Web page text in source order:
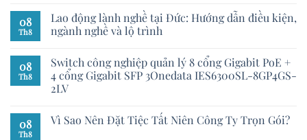
08
Th8
Lao động lành nghề tại Đức: Hướng dẫn điều kiện,
ngành nghề và lộ trình
08
Th8
Switch công nghiệp quản lý 8 cổng Gigabit PoE +
4 cổng Gigabit SFP 3Onedata IES6300SL-8GP4GS-
2LV
08
Th8
Vì Sao Nên Đặt Tiệc Tất Niên Công Ty Trọn Gói?